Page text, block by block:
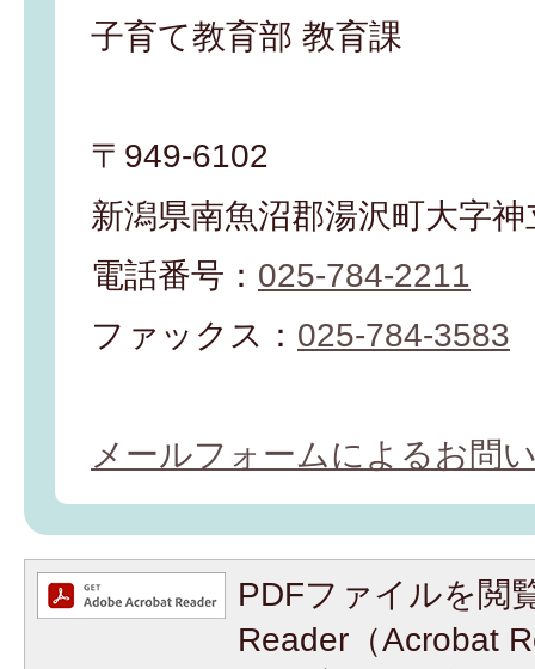
子育て教育部 教育課
〒949-6102
新潟県南魚沼郡湯沢町大字
電話番号： 025-784-2211
ファックス： 025-784-3583
メールフォームによるお問
PDFファイルを閲
Reader（Acrobat